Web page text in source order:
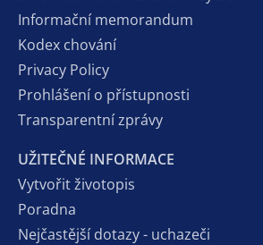
Informační memorandum
Kodex chování
Privacy Policy
Prohlášení o přístupnosti
Transparentní zprávy
UŽITEČNÉ INFORMACE
Vytvořit životopis
Poradna
Nejčastější dotazy - uchazeči